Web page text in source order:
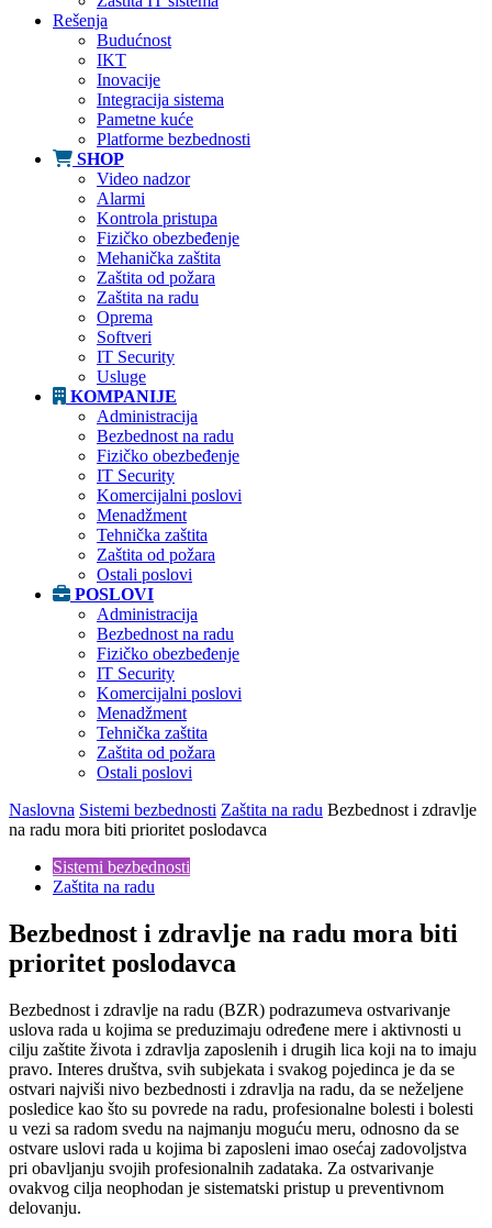
Rešenja
Budućnost
IKT
Inovacije
Integracija sistema
Pametne kuće
Platforme bezbednosti
SHOP
Video nadzor
Alarmi
Kontrola pristupa
Fizičko obezbeđenje
Mehanička zaštita
Zaštita od požara
Zaštita na radu
Oprema
Softveri
IT Security
Usluge
KOMPANIJE
Administracija
Bezbednost na radu
Fizičko obezbeđenje
IT Security
Komercijalni poslovi
Menadžment
Tehnička zaštita
Zaštita od požara
Ostali poslovi
POSLOVI
Administracija
Bezbednost na radu
Fizičko obezbeđenje
IT Security
Komercijalni poslovi
Menadžment
Tehnička zaštita
Zaštita od požara
Ostali poslovi
Naslovna Sistemi bezbednosti Zaštita na radu Bezbednost i zdravlje
na radu mora biti prioritet poslodavca
Sistemi bezbednosti
Zaštita na radu
Bezbednost i zdravlje na radu mora biti
prioritet poslodavca
Bezbednost i zdravlje na radu (BZR) podrazumeva ostvarivanje
uslova rada u kojima se preduzimaju određene mere i aktivnosti u
cilju zaštite života i zdravlja zaposlenih i drugih lica koji na to imaju
pravo. Interes društva, svih subjekata i svakog pojedinca je da se
ostvari najviši nivo bezbednosti i zdravlja na radu, da se neželjene
posledice kao što su povrede na radu, profesionalne bolesti i bolesti
u vezi sa radom svedu na najmanju moguću meru, odnosno da se
ostvare uslovi rada u kojima bi zaposleni imao osećaj zadovoljstva
pri obavljanju svojih profesionalnih zadataka. Za ostvarivanje
ovakvog cilja neophodan je sistematski pristup u preventivnom
delovanju.